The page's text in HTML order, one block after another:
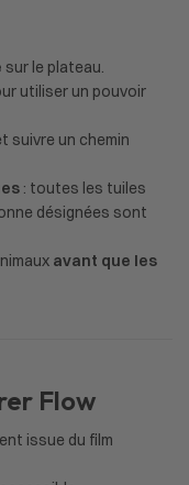
sur le plateau.
utiliser un pouvoir
suivre un chemin
: toutes les tuiles
désignées sont
avant que les
Flow
issue du film